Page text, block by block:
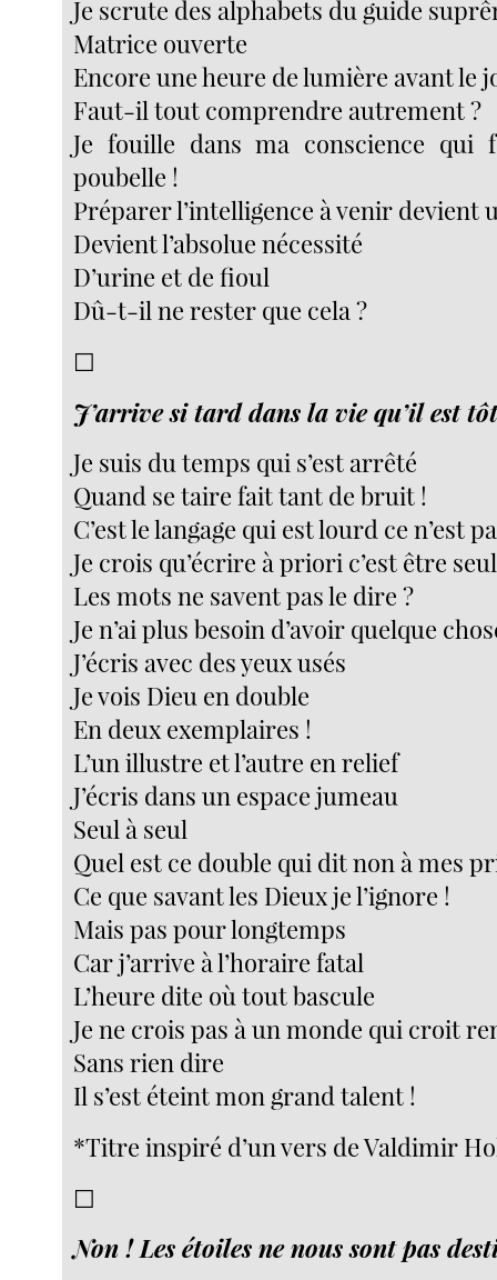
Je scrute des alphabets du guide
Matrice ouverte
Encore une heure de lumière avant le
Faut-il tout comprendre autrement ?
Je fouille dans ma conscience qui
poubelle !
Préparer l’intelligence à venir devient
Devient l’absolue nécessité
D’urine et de fioul
Dû-t-il ne rester que cela ?
☐
J’arrive si tard dans la vie qu’il est
Je suis du temps qui s’est arrêté
Quand se taire fait tant de bruit !
C’est le langage qui est lourd ce n’est
Je crois qu’écrire à priori c’est être seul
Les mots ne savent pas le dire ?
Je n’ai plus besoin d’avoir quelque
J’écris avec des yeux usés
Je vois Dieu en double
En deux exemplaires !
L’un illustre et l’autre en relief
J’écris dans un espace jumeau
Seul à seul
Quel est ce double qui dit non à mes
Ce que savant les Dieux je l’ignore !
Mais pas pour longtemps
Car j’arrive à l’horaire fatal
L’heure dite où tout bascule
Je ne crois pas à un monde qui croit
Sans rien dire
Il s’est éteint mon grand talent !
*Titre inspiré d’un vers de Valdimir
☐
Non ! Les étoiles ne nous sont pas